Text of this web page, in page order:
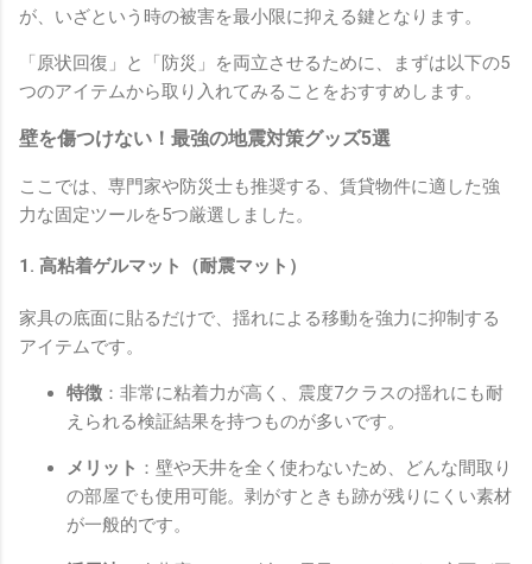
が、いざという時の被害を最小限に抑える鍵となります。
「原状回復」と「防災」を両立させるために、まずは以下の5
つのアイテムから取り入れてみることをおすすめします。
壁を傷つけない！最強の地震対策グッズ5選
ここでは、専門家や防災士も推奨する、賃貸物件に適した強
力な固定ツールを5つ厳選しました。
1. 高粘着ゲルマット（耐震マット）
家具の底面に貼るだけで、揺れによる移動を強力に抑制する
アイテムです。
特徴 ：非常に粘着力が高く、震度7クラスの揺れにも耐
えられる検証結果を持つものが多いです。
メリット ：壁や天井を全く使わないため、どんな間取り
の部屋でも使用可能。剥がすときも跡が残りにくい素材
が一般的です。